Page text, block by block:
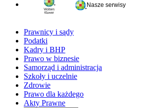
Nasze serwisy
Prawnicy i sądy
Podatki
Kadry i BHP
Prawo w biznesie
Samorząd i administracja
Szkoły i uczelnie
Zdrowie
Prawo dla każdego
Akty Prawne